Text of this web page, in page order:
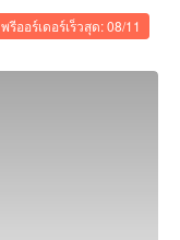
พรีออร์เดอร์เร็วสุด: 08/11